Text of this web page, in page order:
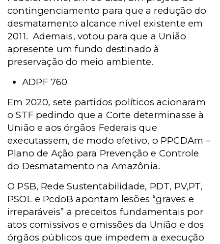
contingenciamento para que a redução do
desmatamento alcance nível existente em
2011. Ademais, votou para que a União
apresente um fundo destinado à
preservação do meio ambiente.
ADPF 760
Em 2020, sete partidos políticos acionaram
o STF pedindo que a Corte determinasse à
União e aos órgãos Federais que
executassem, de modo efetivo, o PPCDAm –
Plano de Ação para Prevenção e Controle
do Desmatamento na Amazônia.
O PSB, Rede Sustentabilidade, PDT, PV,PT,
PSOL e PcdoB apontam lesões “graves e
irreparáveis” a preceitos fundamentais por
atos comissivos e omissões da União e dos
órgãos públicos que impedem a execução